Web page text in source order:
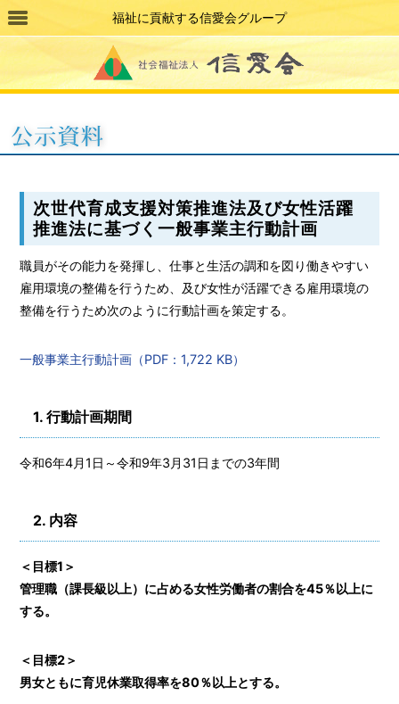
福祉に貢献する信愛会グループ
次世代育成支援対策推進法及び女性活躍
推進法に基づく一般事業主行動計画
職員がその能力を発揮し、仕事と生活の調和を図り働きやすい
雇用環境の整備を行うため、及び女性が活躍できる雇用環境の
整備を行うため次のように行動計画を策定する。
一般事業主行動計画（PDF：1,722 KB）
1. 行動計画期間
令和6年4月1日～令和9年3月31日までの3年間
2. 内容
＜目標1＞
管理職（課長級以上）に占める女性労働者の割合を45％以上に
する。
＜目標2＞
男女ともに育児休業取得率を80％以上とする。